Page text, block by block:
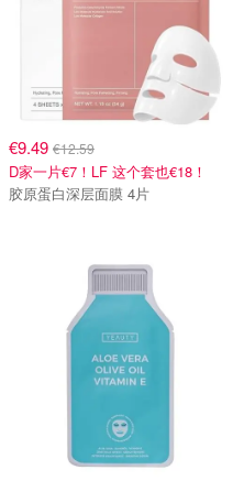
€9.49 €12.59
D家一片€7！LF 这个套也€18！
胶原蛋白深层面膜 4片